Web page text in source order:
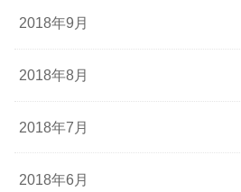
2018年9月
2018年8月
2018年7月
2018年6月